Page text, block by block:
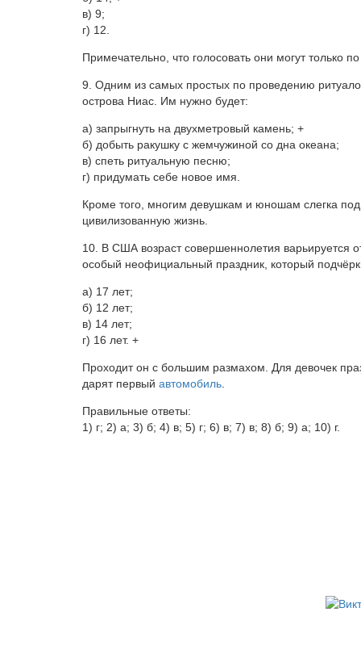
в) 9;
г) 12.
Примечательно, что голосовать они могут только
9. Одним из самых простых по проведению
острова Ниас. Им нужно будет:
а) запрыгнуть на двухметровый камень; +
б) добыть ракушку с жемчужиной со дна океана;
в) спеть ритуальную песню;
г) придумать себе новое имя.
Кроме того, многим девушкам и юношам слегка
цивилизованную жизнь.
10. В США возраст совершеннолетия варьируется
особый неофициальный праздник, который
а) 17 лет;
б) 12 лет;
в) 14 лет;
г) 16 лет. +
Проходит он с большим размахом. Для девочек
дарят первый автомобиль
Правильные ответы:
1) г; 2) а; 3) б; 4) в; 5) г; 6) в; 7) в; 8) б; 9) а; 10) г.